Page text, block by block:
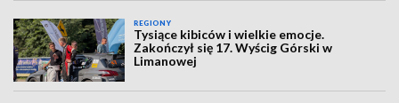
REGIONY
Tysiące kibiców i wielkie emocje.
Zakończył się 17. Wyścig Górski w
Limanowej